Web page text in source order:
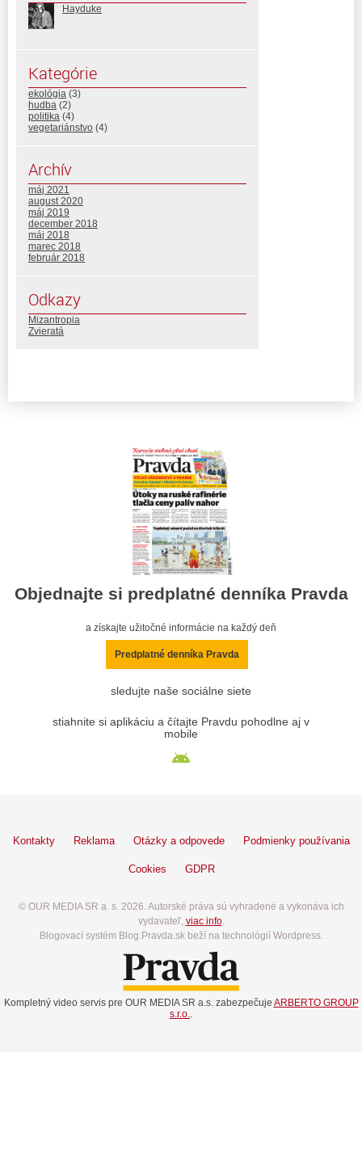
Hayduke
Kategórie
ekológia (3)
hudba (2)
politika (4)
vegetariánstvo (4)
Archív
máj 2021
august 2020
máj 2019
december 2018
máj 2018
marec 2018
február 2018
Odkazy
Mizantropia
Zvieratá
Objednajte si predplatné denníka Pravda
a získajte užitočné informácie na každý deň
Predplatné denníka Pravda
sledujte naše sociálne siete
stiahnite si aplikáciu a čítajte Pravdu pohodlne aj v
mobile
Kontakty Reklama Otázky a odpovede Podmienky používania
Cookies GDPR
© OUR MEDIA SR a. s. 2026. Autorské práva sú vyhradené a vykonáva ich
vydavateľ, viac info.
Blogovací systém Blog.Pravda.sk beží na technológií Wordpress.
Kompletný video servis pre OUR MEDIA SR a.s. zabezpečuje ARBERTO GROUP
s.r.o.